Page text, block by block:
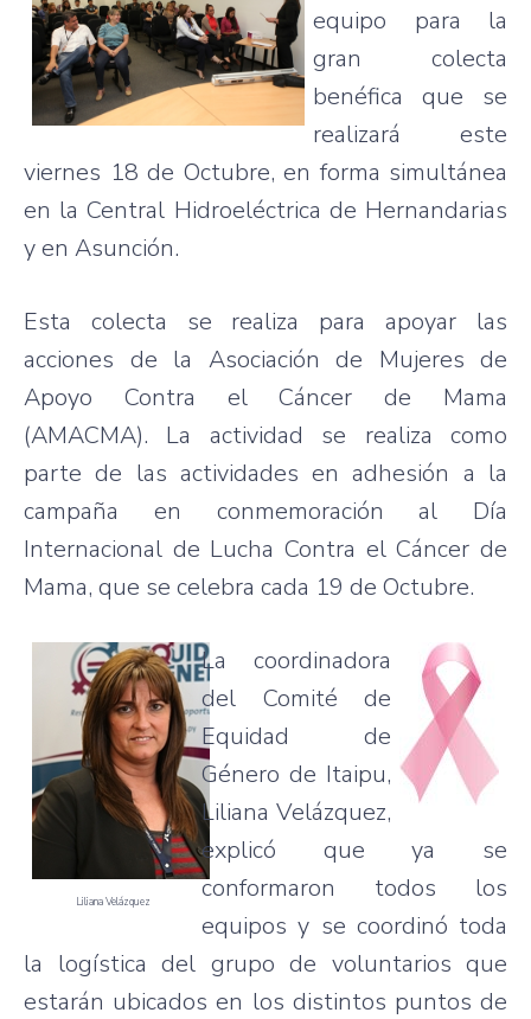
equipo para la
gran colecta
benéfica que se
realizará este
viernes 18 de Octubre, en forma simultánea
en la Central Hidroeléctrica de Hernandarias
y en Asunción.
Esta colecta se realiza para apoyar las
acciones de la Asociación de Mujeres de
Apoyo Contra el Cáncer de Mama
(AMACMA). La actividad se realiza como
parte de las actividades en adhesión a la
campaña en conmemoración al Día
Internacional de Lucha Contra el Cáncer de
Mama, que se celebra cada 19 de Octubre.
Liliana Velázquez
La coordinadora
del Comité de
Equidad de
Género de Itaipu,
Liliana Velázquez,
explicó que ya se
conformaron todos los
equipos y se coordinó toda
la logística del grupo de voluntarios que
estarán ubicados en los distintos puntos de